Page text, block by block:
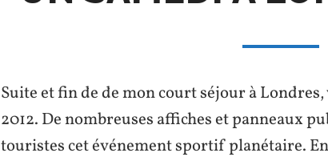
Suite et fin de de mon court séjour à
2012. De nombreuses affiches et panneaux
touristes cet événement sportif planétaire. En